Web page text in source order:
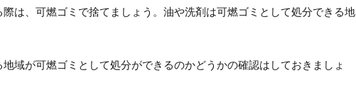
は、可燃ゴミで捨てましょう。油や洗剤は可燃ゴミとして処分できる地
域が可燃ゴミとして処分ができるのかどうかの確認はしておきましょ